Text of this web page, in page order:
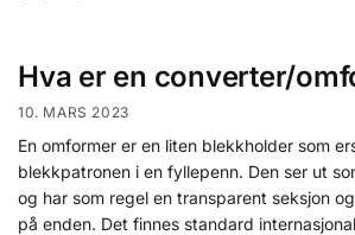
Hva er en converter/
10. MARS 2023
En omformer er en liten blekkholder som
blekkpatronen i en fyllepenn. Den ser ut
og har som regel en transparent seksjon
på enden. Det finnes standard